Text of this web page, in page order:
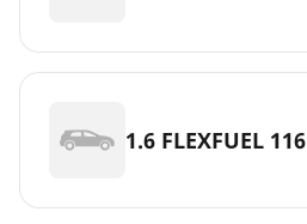
1.6 FLEXFUEL 116